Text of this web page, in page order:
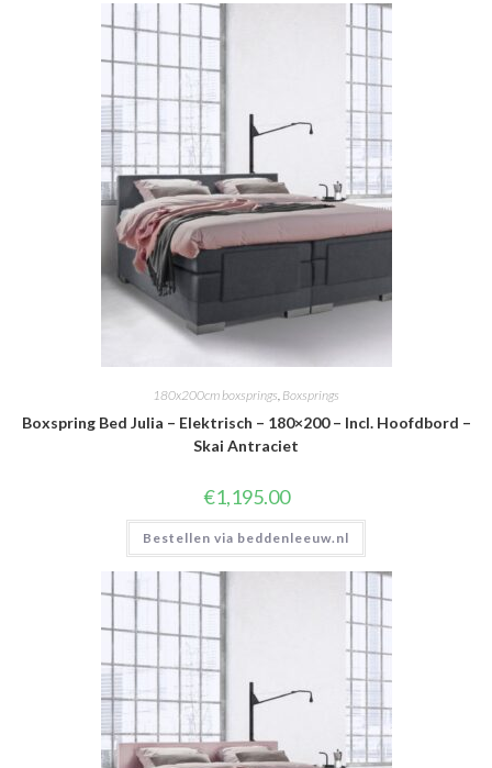
180x200cm boxsprings, Boxsprings
Boxspring Bed Julia – Elektrisch – 180×200 – Incl. Hoofdbord –
Skai Antraciet
€1,195.00
Bestellen via beddenleeuw.nl